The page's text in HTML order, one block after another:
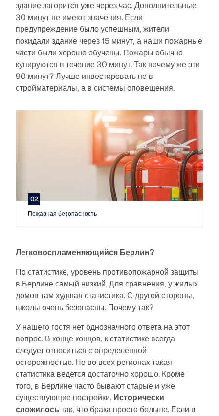
здание загорится уже через час. Дополнительные
30 минут не имеют значения. Если
предупреждение было успешным, жители
покидали здание через 15 минут, а наши пожарные
части были хорошо обучены. Пожары обычно
купируются в течение 30 минут. Так почему же эти
90 минут? Лучше инвестировать не в
стройматериалы, а в системы оповещения.
02
Пожарная безопасность
Легковоспламеняющийся Берлин?
По статистике, уровень противопожарной защиты
в Берлине самый низкий. Для сравнения, у жилых
домов там худшая статистика. С другой стороны,
школы очень безопасны. Почему так?
У нашего гостя нет однозначного ответа на этот
вопрос. В конце концов, к статистике всегда
следует относиться с определенной
осторожностью. Не во всех регионах такая
статистика ведется достаточно хорошо. Кроме
того, в Берлине часто бывают старые и уже
существующие постройки. Исторически
сложилось так, что брака просто больше. Если в